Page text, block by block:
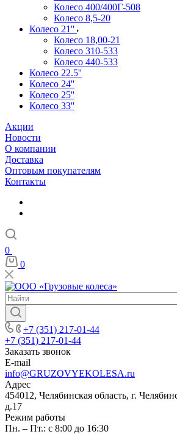
Колесо 400/400Г-508
Колесо 8,5-20
Колесо 21''
Колесо 18,00-21
Колесо 310-533
Колесо 440-533
Колесо 22.5''
Колесо 24''
Колесо 25''
Колесо 33''
Акции
Новости
О компании
Доставка
Оптовым покупателям
Контакты
0
0
+7 (351) 217-01-44
+7 (351) 217-01-44
Заказать звонок
E-mail
info@GRUZOVYEKOLESA.ru
Адрес
454012, Челябинская область, г.
д.17
Режим работы
Пн. – Пт.: с 8:00 до 16:30